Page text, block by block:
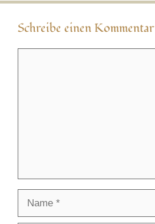
Schreibe einen Kommentar